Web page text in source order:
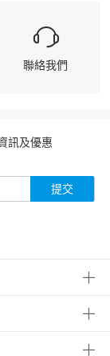
聯絡我們
訊及優惠
提交